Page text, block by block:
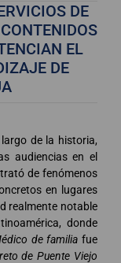
DE
EL
DE
de la historia,
audiencias en el
de fenómenos
en lugares
realmente notable
donde
de familiafue
de Puente Viejo